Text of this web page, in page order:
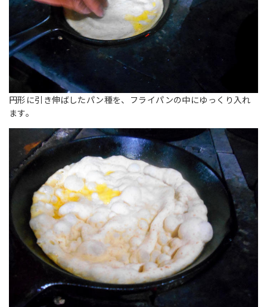
円形に引き伸ばしたパン種を、フライパンの中にゆっくり入れ
ます。